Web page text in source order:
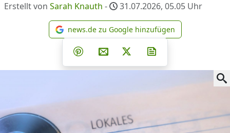
Erstellt von Sarah Knauth - 31.07.2026, 05.05 Uhr
news.de zu Google
news.de zu Google hinzufügen
Teilen auf Facebook
Teilen auf Whatsapp
Teilen auf Telegram
Teilen auf Pinterest
Per E-Mail teilen
Post auf X